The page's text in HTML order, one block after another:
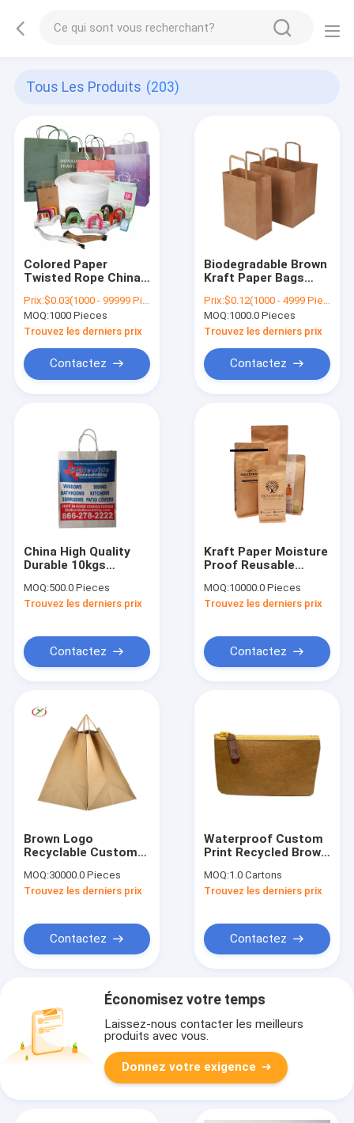
Tous Les Produits (203)
Colored Paper
Twisted Rope China
Eco - Friendly
Prix:$0.03(1000 - 99999 Pieces) $0.02(100000 - 999999 Pieces) $0.01(>=1000000 Pieces)
MOQ:1000 Pieces
Trouvez les derniers prix
Contactez
Biodegradable Brown
Kraft Paper Bags
Prix:$0.12(1000 - 4999 Pieces) $0.09(5000 - 9999 Pieces) $0.07(10000 - 99999 Pieces) $0.05(>=100000 Pieces)
MOQ:1000.0 Pieces
Trouvez les derniers prix
Contactez
China High Quality
Durable 10kgs
Cheap White
Shopping Bag Kraft
MOQ:500.0 Pieces
Trouvez les derniers prix
Contactez
Kraft Paper Moisture
Proof Reusable
Valve
MOQ:10000.0 Pieces
Trouvez les derniers prix
Contactez
Brown Logo
Recyclable Custom
Out Food Lunch
Restaurant Logo
Packaging
MOQ:30000.0 Pieces
Trouvez les derniers prix
Contactez
Waterproof Custom
Print Recycled Brown
Washable Wallet For
Ladies
MOQ:1.0 Cartons
Trouvez les derniers prix
Contactez
Économisez votre temps
Laissez-nous contacter les meilleurs
produits avec vous.
Donnez votre exigence